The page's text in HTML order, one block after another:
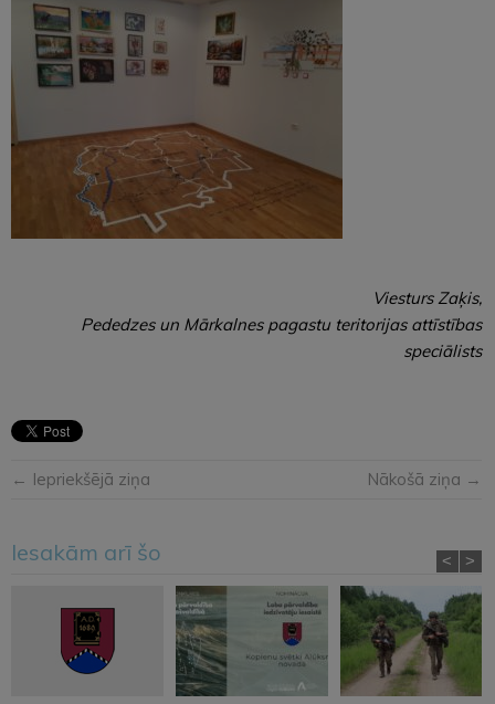
Viesturs Zaķis,
Pededzes un Mārkalnes pagastu teritorijas attīstības
speciālists
← Iepriekšējā ziņa Nākošā ziņa →
Iesakām arī šo < >